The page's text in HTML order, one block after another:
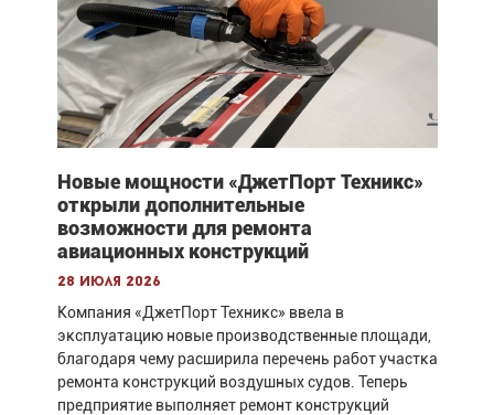
Новые мощности «ДжетПорт Техникс»
открыли дополнительные
возможности для ремонта
авиационных конструкций
28 июля 2026
Компания «ДжетПорт Техникс» ввела в
эксплуатацию новые производственные площади,
благодаря чему расширила перечень работ участка
ремонта конструкций воздушных судов. Теперь
предприятие выполняет ремонт конструкций